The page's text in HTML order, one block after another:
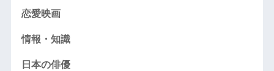
恋愛映画
情報・知識
日本の俳優